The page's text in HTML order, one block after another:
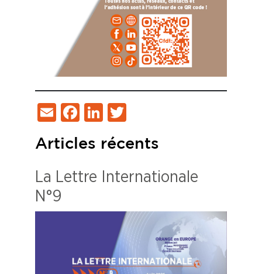
EmailFacebook
LinkedIn
Articles récents
La Lettre Internationale
N°9